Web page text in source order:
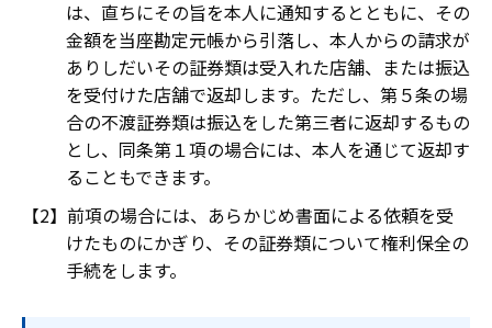
は、直ちにその旨を本人に通知するとともに、その
金額を当座勘定元帳から引落し、本人からの請求が
ありしだいその証券類は受入れた店舗、または振込
を受付けた店舗で返却します。ただし、第５条の場
合の不渡証券類は振込をした第三者に返却するもの
とし、同条第１項の場合には、本人を通じて返却す
ることもできます。
前項の場合には、あらかじめ書面による依頼を受
けたものにかぎり、その証券類について権利保全の
手続をします。